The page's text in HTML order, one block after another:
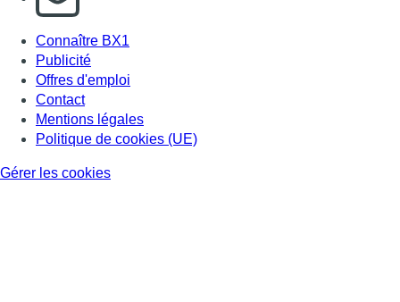
Connaître BX1
Publicité
Offres d'emploi
Contact
Mentions légales
Politique de cookies (UE)
Gérer les cookies